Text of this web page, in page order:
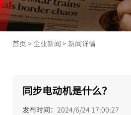
首页 > 企业新闻 > 新闻详情
同步电动机是什么？
发布时间： 2024/6/24 17:00:27